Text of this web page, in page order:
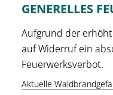
GENERELLES
Aufgrund der
auf Widerruf ein
Feuerwerksverbot.
Aktuelle